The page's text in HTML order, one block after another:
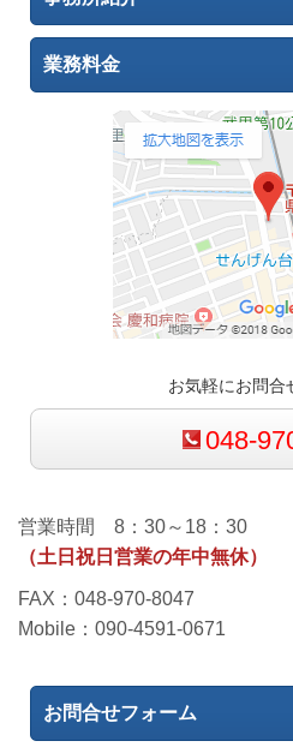
業務料金
お気軽にお問合
048-
営業時間 8：30～18：30
（土日祝日営業の年中無休）
FAX：048-970-8047
Mobile：090-4591-0671
お問合せフォーム